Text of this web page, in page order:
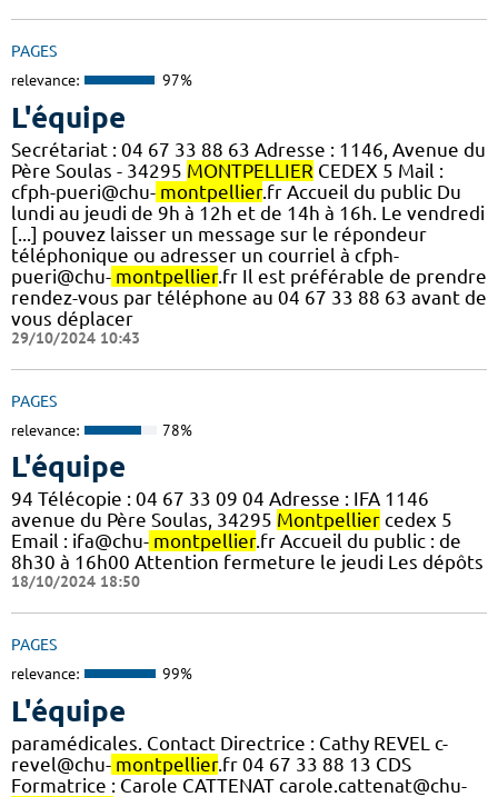
PAGES
relevance: 97%
L'équipe
Secrétariat : 04 67 33 88 63 Adresse : 1146, Avenue du
Père Soulas - 34295 MONTPELLIER CEDEX 5 Mail :
cfph-pueri@chu- montpellier.fr Accueil du public Du
lundi au jeudi de 9h à 12h et de 14h à 16h. Le vendredi
[...] pouvez laisser un message sur le répondeur
téléphonique ou adresser un courriel à cfph-
pueri@chu- montpellier.fr Il est préférable de prendre
rendez-vous par téléphone au 04 67 33 88 63 avant de
vous déplacer
29/10/2024 10:43
PAGES
relevance: 78%
L'équipe
94 Télécopie : 04 67 33 09 04 Adresse : IFA 1146
avenue du Père Soulas, 34295 Montpellier cedex 5
Email : ifa@chu- montpellier.fr Accueil du public : de
8h30 à 16h00 Attention fermeture le jeudi Les dépôts
18/10/2024 18:50
PAGES
relevance: 99%
L'équipe
paramédicales. Contact Directrice : Cathy REVEL c-
revel@chu- montpellier.fr 04 67 33 88 13 CDS
Formatrice : Carole CATTENAT carole.cattenat@chu-